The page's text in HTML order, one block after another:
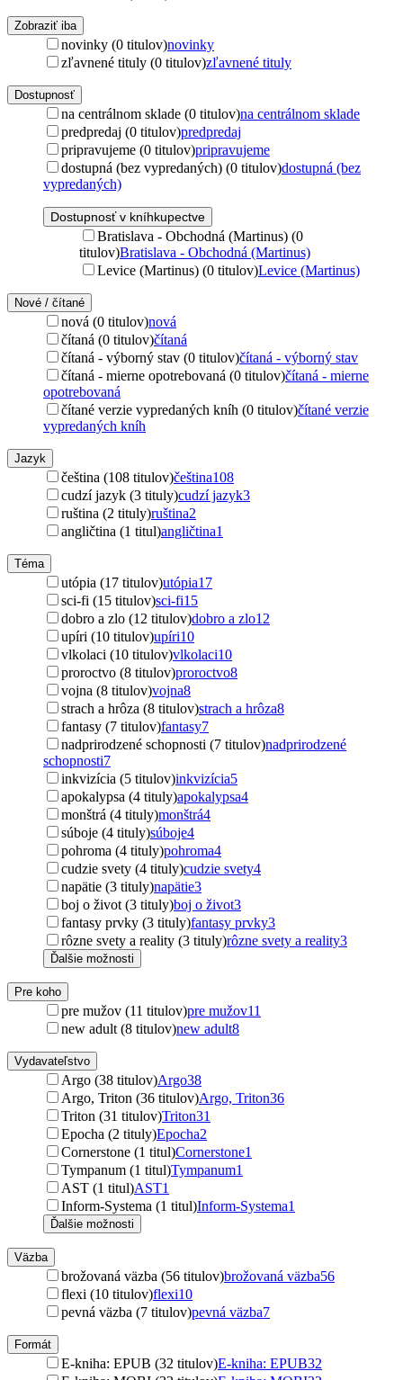
Zobraziť iba
novinky (0 titulov)novinky
zľavnené tituly (0 titulov)zľavnené tituly
Dostupnosť
na centrálnom sklade (0 titulov)na centrálnom sklade
predpredaj (0 titulov)predpredaj
pripravujeme (0 titulov)pripravujeme
dostupná (bez vypredaných) (0 titulov)dostupná (bez
vypredaných)
Dostupnosť v kníhkupectve
Bratislava - Obchodná (Martinus) (0
titulov)Bratislava - Obchodná (Martinus)
Levice (Martinus) (0 titulov)Levice (Martinus)
Nové / čítané
nová (0 titulov)nová
čítaná (0 titulov)čítaná
čítaná - výborný stav (0 titulov)čítaná - výborný stav
čítaná - mierne opotrebovaná (0 titulov)čítaná - mierne
opotrebovaná
čítané verzie vypredaných kníh (0 titulov)čítané verzie
vypredaných kníh
Jazyk
čeština (108 titulov)čeština108
cudzí jazyk (3 tituly)cudzí jazyk3
ruština (2 tituly)ruština2
angličtina (1 titul)angličtina1
Téma
utópia (17 titulov)utópia17
sci-fi (15 titulov)sci-fi15
dobro a zlo (12 titulov)dobro a zlo12
upíri (10 titulov)upíri10
vlkolaci (10 titulov)vlkolaci10
proroctvo (8 titulov)proroctvo8
vojna (8 titulov)vojna8
strach a hrôza (8 titulov)strach a hrôza8
fantasy (7 titulov)fantasy7
nadprirodzené schopnosti (7 titulov)nadprirodzené
schopnosti7
inkvizícia (5 titulov)inkvizícia5
apokalypsa (4 tituly)apokalypsa4
monštrá (4 tituly)monštrá4
súboje (4 tituly)súboje4
pohroma (4 tituly)pohroma4
cudzie svety (4 tituly)cudzie svety4
napätie (3 tituly)napätie3
boj o život (3 tituly)boj o život3
fantasy prvky (3 tituly)fantasy prvky3
rôzne svety a reality (3 tituly)rôzne svety a reality3
Ďalšie možnosti
Pre koho
pre mužov (11 titulov)pre mužov11
new adult (8 titulov)new adult8
Vydavateľstvo
Argo (38 titulov)Argo38
Argo, Triton (36 titulov)Argo, Triton36
Triton (31 titulov)Triton31
Epocha (2 tituly)Epocha2
Cornerstone (1 titul)Cornerstone1
Tympanum (1 titul)Tympanum1
AST (1 titul)AST1
Inform-Systema (1 titul)Inform-Systema1
Ďalšie možnosti
Väzba
brožovaná väzba (56 titulov)brožovaná väzba56
flexi (10 titulov)flexi10
pevná väzba (7 titulov)pevná väzba7
Formát
E-kniha: EPUB (32 titulov)E-kniha: EPUB32